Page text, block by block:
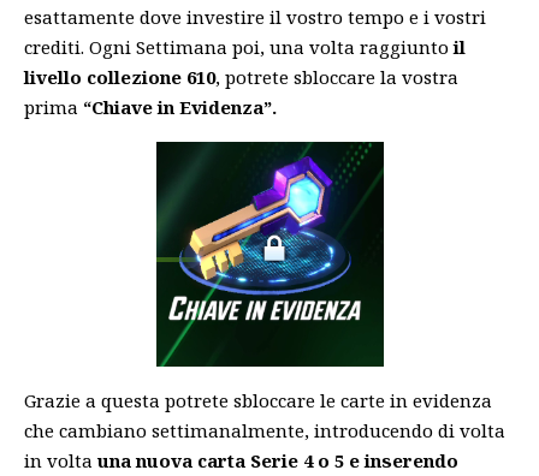
esattamente dove investire il vostro tempo e i vostri
crediti. Ogni Settimana poi, una volta raggiuntoil
livello collezione 610, potrete sbloccare la vostra
prima “Chiave in Evidenza”.
Grazie a questa potrete sbloccare le carte in evidenza
che cambiano settimanalmente, introducendo di volta
in volta una nuova carta Serie 4 o 5 e inserendo